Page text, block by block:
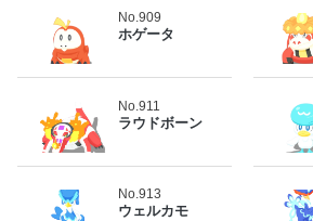
No.909
ホゲータ
No.911
ラウドボーン
No.913
ウェルカモ